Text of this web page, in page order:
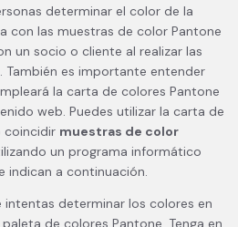
determinar el color de la
con las muestras de color Pantone
un socio o cliente al realizar las
También es importante entender
la carta de colores Pantone
web. Puedes utilizar la carta de
coincidir muestras de color
un programa informático
indican a continuación.
intentas determinar los colores en
de colores Pantone. Tenga en